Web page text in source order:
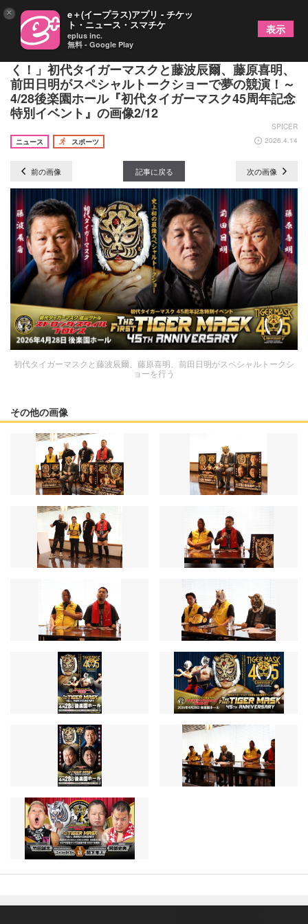
「4人でプロレス界をもっともっと盛り上げてい
く！」初代タイガーマスクと藤波辰爾、藤原喜明、
前田日明がスペシャルトークショーで夢の競演！～
4/28後楽園ホール『初代タイガーマスク45周年記念
特別イベント』の画像2/12
SPICER
ニュース
スポーツ 2026.4.14
前の画像 記事に戻る 次の画像
初代タイガーマスクと藤波辰爾、藤原喜明、前田日明がスペシャルトークシ
ョーを行う
その他の画像
× e＋(イープラス)アプリ - チケッ
ト・ニュース・スマチケ
eplus inc.
無料 - Google Play
表示